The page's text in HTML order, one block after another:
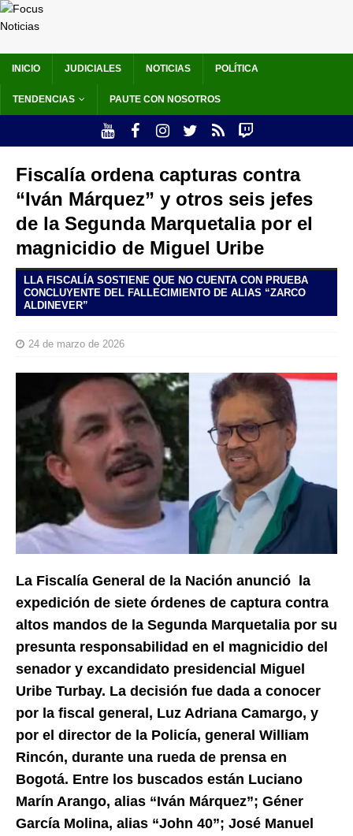
INICIO JUDICIALES NOTICIAS POLÍTICA
TENDENCIAS PAUTE CON NOSOTROS
Fiscalía ordena capturas contra
“Iván Márquez” y otros seis jefes
de la Segunda Marquetalia por el
magnicidio de Miguel Uribe
LLA FISCALÍA SOSTIENE QUE NO CUENTA CON PRUEBA
CONCLUYENTE DEL FALLECIMIENTO DE ALIAS “ZARCO
ALDINEVER”
24 de marzo de 2026
La Fiscalía General de la Nación anunció la
expedición de siete órdenes de captura contra
altos mandos de la Segunda Marquetalia por su
presunta responsabilidad en el magnicidio del
senador y excandidato presidencial Miguel
Uribe Turbay. La decisión fue dada a conocer
por la fiscal general, Luz Adriana Camargo, y
por el director de la Policía, general William
Rincón, durante una rueda de prensa en
Bogotá. Entre los buscados están Luciano
Marín Arango, alias “Iván Márquez”; Géner
García Molina, alias “John 40”; José Manuel